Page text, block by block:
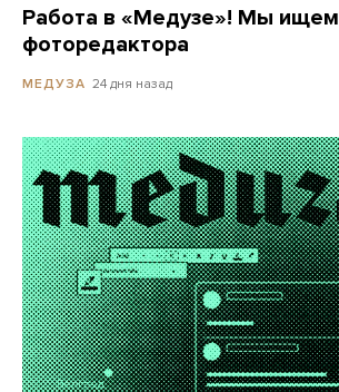
Работа в «Медузе»! Мы ищем
фоторедактора
МЕДУЗА 24 дня назад